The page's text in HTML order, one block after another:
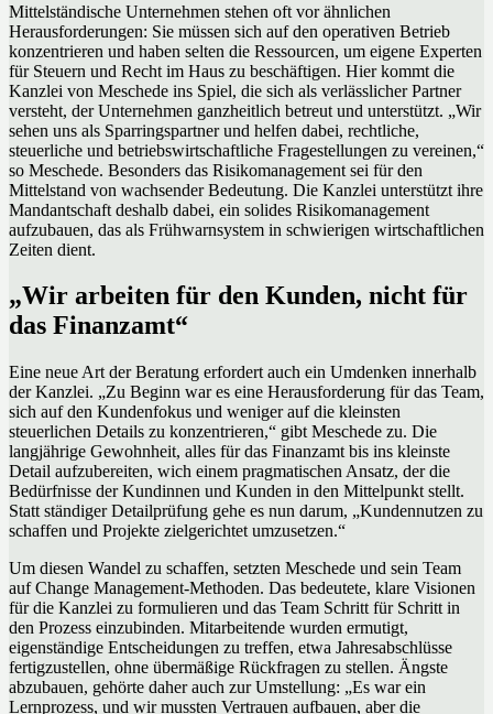
Mittelständische Unternehmen stehen oft vor ähnlichen
Herausforderungen: Sie müssen sich auf den operativen Betrieb
konzentrieren und haben selten die Ressourcen, um eigene Experten
für Steuern und Recht im Haus zu beschäftigen. Hier kommt die
Kanzlei von Meschede ins Spiel, die sich als verlässlicher Partner
versteht, der Unternehmen ganzheitlich betreut und unterstützt. „Wir
sehen uns als Sparringspartner und helfen dabei, rechtliche,
steuerliche und betriebswirtschaftliche Fragestellungen zu vereinen,“
so Meschede. Besonders das Risikomanagement sei für den
Mittelstand von wachsender Bedeutung. Die Kanzlei unterstützt ihre
Mandantschaft deshalb dabei, ein solides Risikomanagement
aufzubauen, das als Frühwarnsystem in schwierigen wirtschaftlichen
Zeiten dient.
„Wir arbeiten für den Kunden, nicht für
das Finanzamt“
Eine neue Art der Beratung erfordert auch ein Umdenken innerhalb
der Kanzlei. „Zu Beginn war es eine Herausforderung für das Team,
sich auf den Kundenfokus und weniger auf die kleinsten
steuerlichen Details zu konzentrieren,“ gibt Meschede zu. Die
langjährige Gewohnheit, alles für das Finanzamt bis ins kleinste
Detail aufzubereiten, wich einem pragmatischen Ansatz, der die
Bedürfnisse der Kundinnen und Kunden in den Mittelpunkt stellt.
Statt ständiger Detailprüfung gehe es nun darum, „Kundennutzen zu
schaffen und Projekte zielgerichtet umzusetzen.“
Um diesen Wandel zu schaffen, setzten Meschede und sein Team
auf Change Management-Methoden. Das bedeutete, klare Visionen
für die Kanzlei zu formulieren und das Team Schritt für Schritt in
den Prozess einzubinden. Mitarbeitende wurden ermutigt,
eigenständige Entscheidungen zu treffen, etwa Jahresabschlüsse
fertigzustellen, ohne übermäßige Rückfragen zu stellen. Ängste
abzubauen, gehörte daher auch zur Umstellung: „Es war ein
Lernprozess, und wir mussten Vertrauen aufbauen, aber die